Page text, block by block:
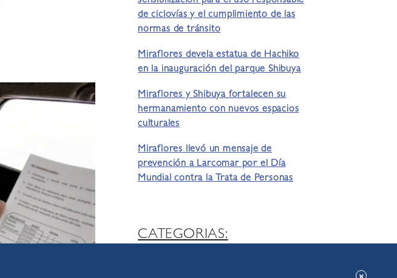
de ciclovías y el cumplimiento de las
normas de tránsito
Miraflores devela estatua de Hachiko
en la inauguración del parque Shibuya
Miraflores y Shibuya fortalecen su
hermanamiento con nuevos espacios
culturales
Miraflores llevó un mensaje de
prevención a Larcomar por el Día
Mundial contra la Trata de Personas
CATEGORIAS: